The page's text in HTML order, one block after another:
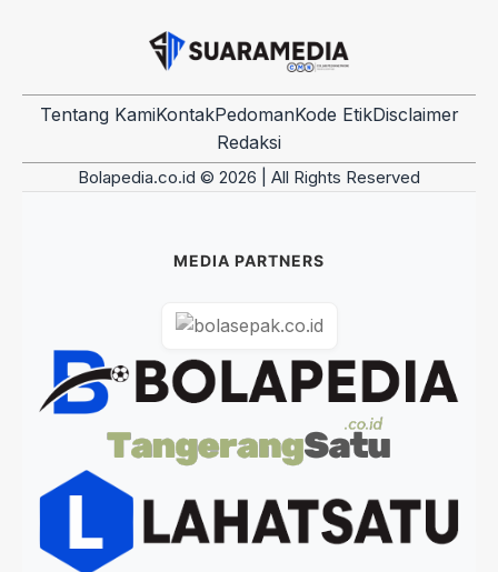
Tentang KamiKontakPedomanKode EtikDisclaimer
Redaksi
Bolapedia.co.id © 2026 | All Rights Reserved
MEDIA PARTNERS